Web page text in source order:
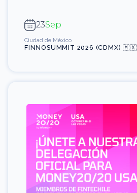
23Sep
Ciudad de México
FINNOSUMMIT 2026 (CDMX) 🇲🇽